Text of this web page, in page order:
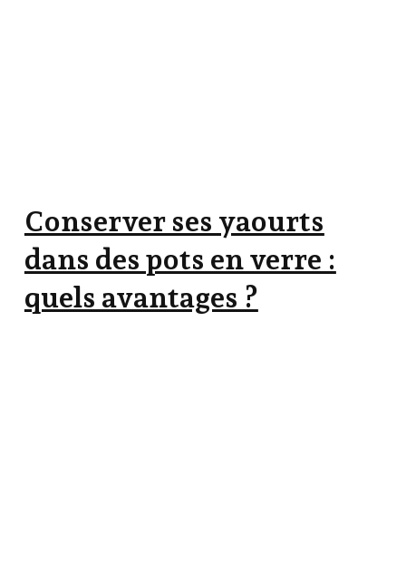
Conserver ses yaourts
dans des pots en verre :
quels avantages ?